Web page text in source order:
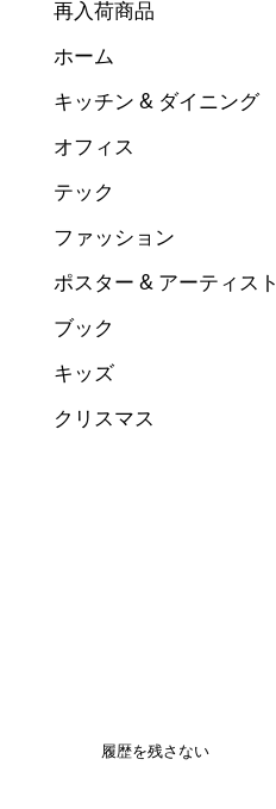
再入荷商品
ホーム
キッチン & ダイニング
オフィス
テック
ファッション
ポスター & アーティスト
ブック
キッズ
クリスマス
履歴を残さない